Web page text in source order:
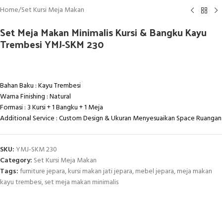
Home/Set Kursi Meja Makan
Set Meja Makan Minimalis Kursi & Bangku Kayu
Trembesi YMJ-SKM 230
Bahan Baku : Kayu Trembesi
Warna Finishing : Natural
Formasi : 3 Kursi + 1 Bangku + 1 Meja
Additional Service : Custom Design & Ukuran Menyesuaikan Space Ruangan
SKU: YMJ-SKM 230
Category: Set Kursi Meja Makan
Tags:furniture jepara,kursi makan jati jepara,mebel jepara,meja makan
kayu trembesi,set meja makan minimalis